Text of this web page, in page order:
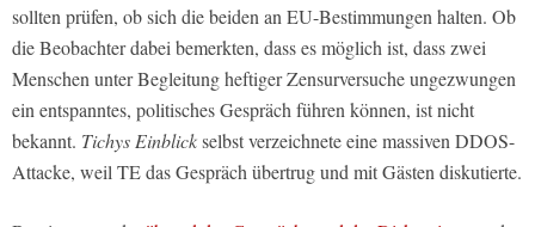
sollten prüfen, ob sich die beiden an EU-Bestimmungen halten. Ob
die Beobachter dabei bemerkten, dass es möglich ist, dass zwei
Menschen unter Begleitung heftiger Zensurversuche ungezwungen
ein entspanntes, politisches Gespräch führen können, ist nicht
bekannt. Tichys Einblickselbst verzeichnete eine massiven DDOS-
Attacke, weil TE das Gespräch übertrug und mit Gästen diskutierte.